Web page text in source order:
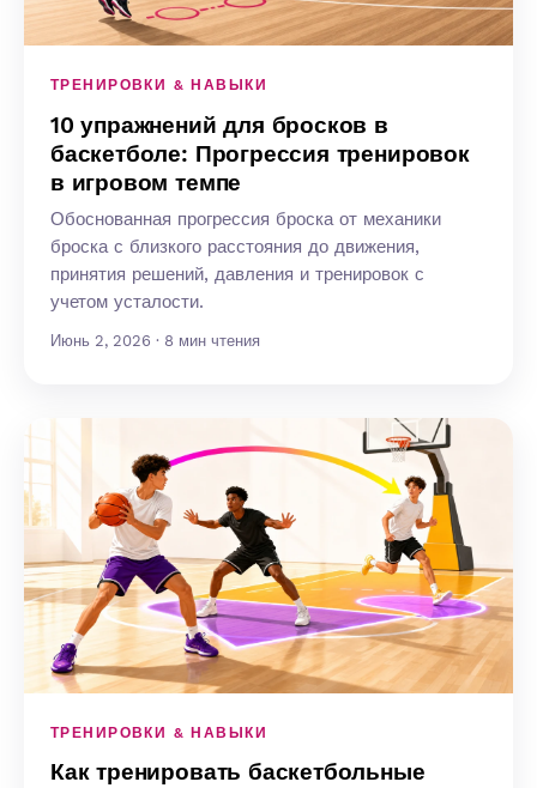
ТРЕНИРОВКИ & НАВЫКИ
10 упражнений для бросков в
баскетболе: Прогрессия тренировок
в игровом темпе
Обоснованная прогрессия броска от механики
броска с близкого расстояния до движения,
принятия решений, давления и тренировок с
учетом усталости.
Июнь 2, 2026 · 8 мин чтения
ТРЕНИРОВКИ & НАВЫКИ
Как тренировать баскетбольные